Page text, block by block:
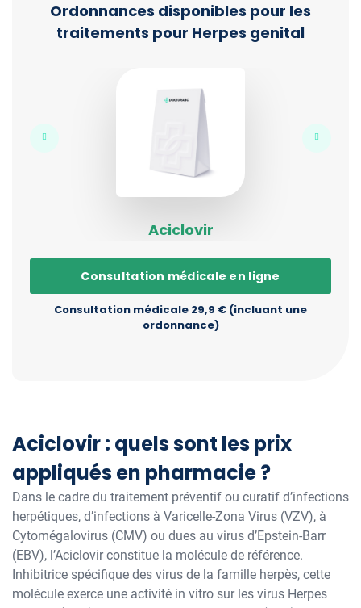
Ordonnances disponibles pour les
traitements pour Herpes genital
Aciclovir
Consultation médicale en ligne
Consultation médicale 29,9 € (incluant une
ordonnance)
Aciclovir : quels sont les prix
appliqués en pharmacie ?
Dans le cadre du traitement préventif ou curatif d’infections
herpétiques, d’infections à Varicelle-Zona Virus (VZV), à
Cytomégalovirus (CMV) ou dues au virus d’Epstein-Barr
(EBV), l’Aciclovir constitue la molécule de référence.
Inhibitrice spécifique des virus de la famille herpès, cette
molécule exerce une activité in vitro sur les virus Herpes